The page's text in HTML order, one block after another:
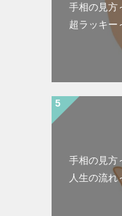
手相の見方
超ラッキー
手相の見方
人生の流れ